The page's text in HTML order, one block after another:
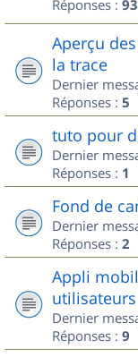
Réponses : 93
Aperçu
la trace
Dernier
Réponses : 5
tuto pour
Dernier
Réponses : 1
Fond de
Dernier
Réponses : 2
Appli
utilisateurs
Dernier
Réponses : 9